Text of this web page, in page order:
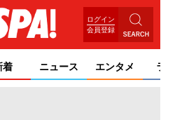
ログイン
会員登録
着 ニュース エンタメ ライ